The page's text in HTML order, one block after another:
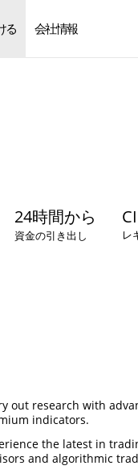
る 会社情報
24時間から
資金の引き出し レ
out research with
indicators.
the latest in
and algorithmic